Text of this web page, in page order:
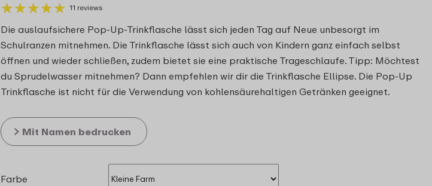
★★★★★
★★★★★ 11 reviews
Die auslaufsichere Pop-Up-Trinkflasche lässt sich jeden Tag auf Neue unbesorgt im
Schulranzen mitnehmen. Die Trinkflasche lässt sich auch von Kindern ganz einfach selbst
öffnen und wieder schließen, zudem bietet sie eine praktische Trageschlaufe. Tipp: Möchtest
du Sprudelwasser mitnehmen? Dann empfehlen wir dir die Trinkflasche Ellipse. Die Pop-Up
Trinkflasche ist nicht für die Verwendung von kohlensäurehaltigen Getränken geeignet.
Mit Namen bedrucken
Farbe